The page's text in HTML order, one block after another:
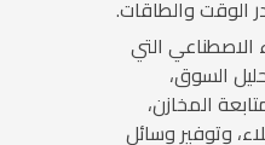
الوقت والطاقات.
الاصطناعي التي
السوق،
المخازن،
وتوفير وسائل